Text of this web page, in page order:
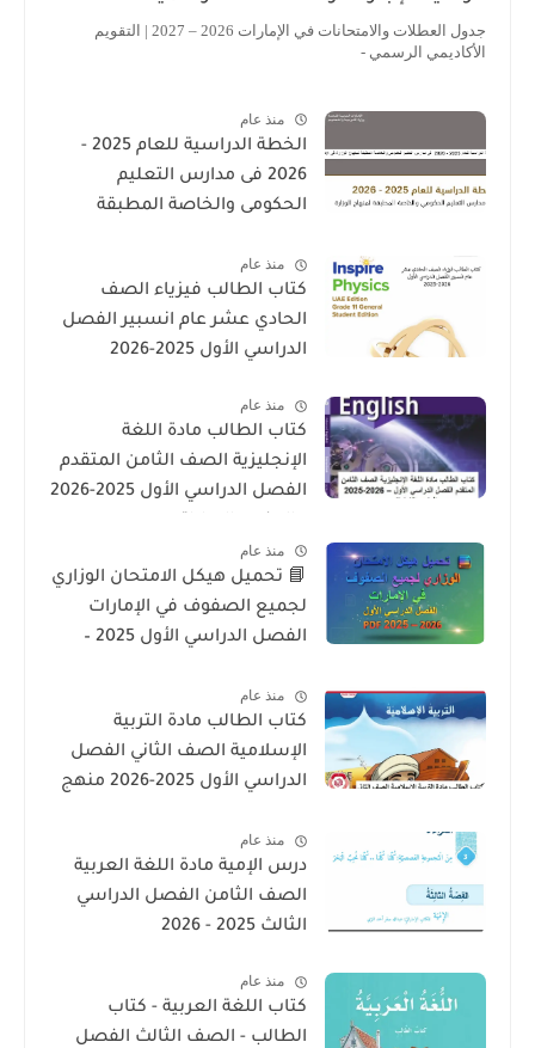
جدول العطلات والامتحانات في الإمارات 2026 – 2027 | التقويم
الرسمي -
منذ عام
الخطة الدراسية للعام 2025 -
2026 فى مدارس التعليم
الحكومى والخاصة المطبقة
منذ عام
كتاب الطالب فيزياء الصف
الحادي عشر عام انسبير الفصل
الدراسي الأول 2025-2026
منذ عام
كتاب الطالب مادة اللغة
الإنجليزية الصف الثامن المتقدم
الفصل الدراسي الأول 2025-2026
منذ عام
📘 تحميل هيكل الامتحان الوزاري
لجميع الصفوف في الإمارات
الفصل الدراسي الأول 2025 –
منذ عام
كتاب الطالب مادة التربية
الإسلامية الصف الثاني الفصل
الدراسي الأول 2025-2026 منهج
منذ عام
درس الإمية مادة اللغة العربية
الصف الثامن الفصل الدراسي
الثالث 2025 - 2026
منذ عام
كتاب اللغة العربية - كتاب
الطالب - الصف الثالث الفصل